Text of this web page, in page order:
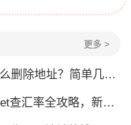
更多 >
址？简单几步教你移除多余钱包
率全攻略，新手一看就会